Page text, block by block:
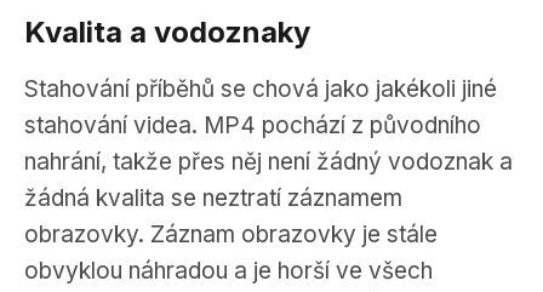
Kvalita a vodoznaky
Stahování příběhů se chová jako jakékoli jiné
stahování videa. MP4 pochází z původního
nahrání, takže přes něj není žádný vodoznak a
žádná kvalita se neztratí záznamem
obrazovky. Záznam obrazovky je stále
obvyklou náhradou a je horší ve všech